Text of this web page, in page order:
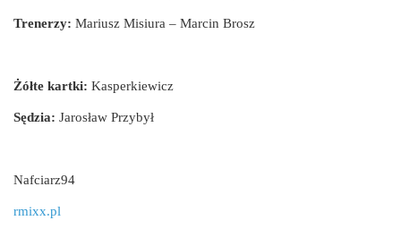
Trenerzy: Mariusz Misiura – Marcin Brosz
Żółte kartki: Kasperkiewicz
Sędzia: Jarosław Przybył
Nafciarz94
rmixx.pl